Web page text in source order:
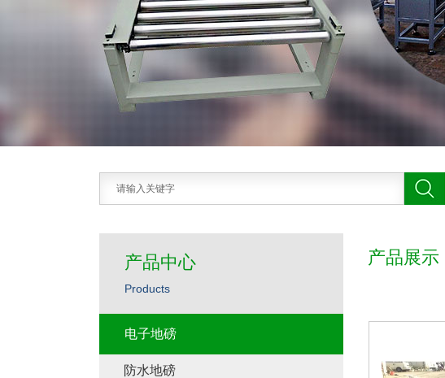
产品展示
产品中心
Products
电子地磅
防水地磅